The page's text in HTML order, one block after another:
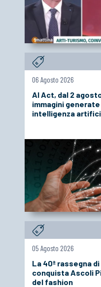
06 Agosto 2026
AI Act, dal 2
immagini
intelligenza
05 Agosto 2026
La 40ª rassegna
conquista Ascoli
del fashion